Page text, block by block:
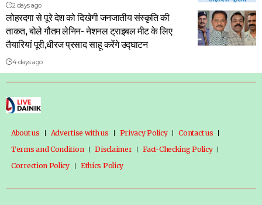
2 days ago
लोहरदगा से पूरे देश को दिखेगी जनजातीय संस्कृति की
ताकत, बोले गौतम लेनिन- नेशनल ट्राइबल मीट के लिए
तैयारियां पूरी,धीरज प्रसाद साहू करेंगे उद्घाटन
4 days ago
About us Advertise with us Privacy Policy
Contact us
Terms and Condition
Disclaimer
Fact-Checking Policy
Correction Policy
Ethics Policy